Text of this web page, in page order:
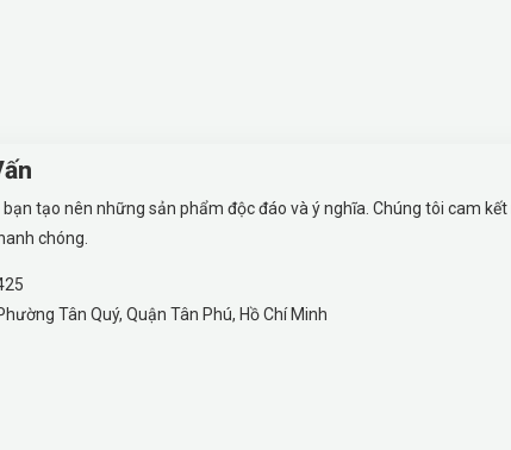
tạo nên những sản phẩm độc đáo và ý nghĩa. Chúng tôi cam
chóng.
Tân Quý, Quận Tân Phú, Hồ Chí Minh